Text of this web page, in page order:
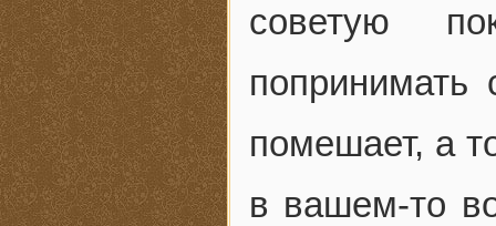
советую
помешает, а
в вашем-то